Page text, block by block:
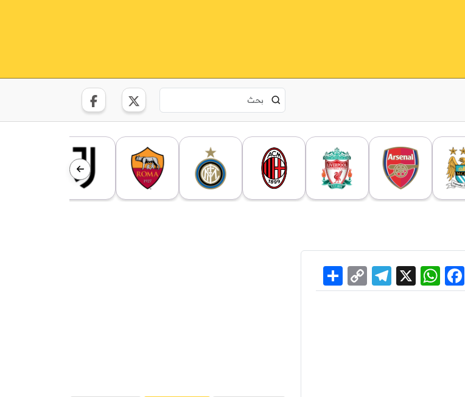
Facebook
WhatsApp
X
Telegram
Copy
Link